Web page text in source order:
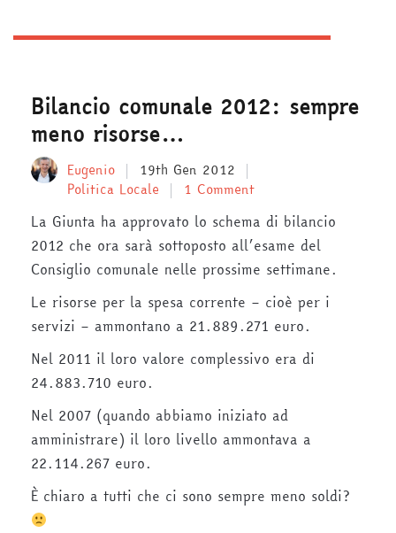
Bilancio comunale 2012: sempre
meno risorse…
Eugenio
19th Gen 2012
Politica Locale
1 Comment
La Giunta ha approvato lo schema di bilancio
2012 che ora sarà sottoposto all’esame del
Consiglio comunale nelle prossime settimane.
Le risorse per la spesa corrente – cioè per i
servizi – ammontano a 21.889.271 euro.
Nel 2011 il loro valore complessivo era di
24.883.710 euro.
Nel 2007 (quando abbiamo iniziato ad
amministrare) il loro livello ammontava a
22.114.267 euro.
È chiaro a tutti che ci sono sempre meno soldi?